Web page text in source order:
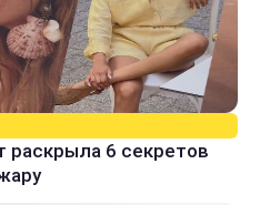
раскрыла 6 секретов